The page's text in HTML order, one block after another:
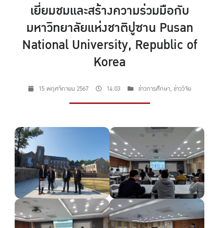
เยี่ยมชมและสร้างความร่วมมือกับ
มหาวิทยาลัยแห่งชาติปูซาน Pusan
National University, Republic of
Korea
15 พฤศจิกายน 2567 14:03 ข่าวการศึกษา, ข่าววิจัย